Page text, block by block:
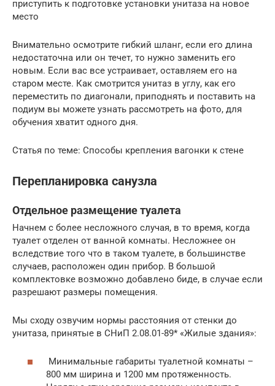
приступить к подготовке установки унитаза на новое
место
Внимательно осмотрите гибкий шланг, если его длина
недостаточна или он течет, то нужно заменить его
новым. Если вас все устраивает, оставляем его на
старом месте. Как смотрится унитаз в углу, как его
переместить по диагонали, приподнять и поставить на
подиум вы можете узнать рассмотреть на фото, для
обучения хватит одного дня.
Статья по теме: Способы крепления вагонки к стене
Перепланировка санузла
Отдельное размещение туалета
Начнем с более несложного случая, в то время, когда
туалет отделен от ванной комнаты. Несложнее он
вследствие того что в таком туалете, в большинстве
случаев, расположен один прибор. В большой
комплектовке возможно добавлено биде, в случае если
разрешают размеры помещения.
Мы сходу озвучим нормы расстояния от стенки до
унитаза, принятые в СНиП 2.08.01-89* «Жилые здания»:
Минимальные габариты туалетной комнаты –
800 мм ширина и 1200 мм протяженность.